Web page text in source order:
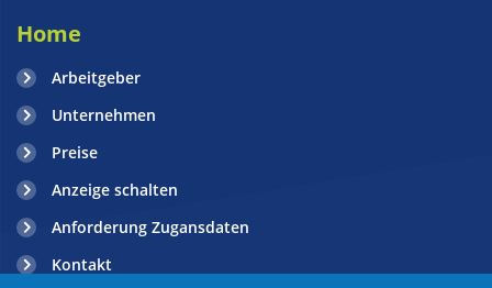
Home
Arbeitgeber
Unternehmen
Preise
Anzeige schalten
Anforderung Zugansdaten
Kontakt